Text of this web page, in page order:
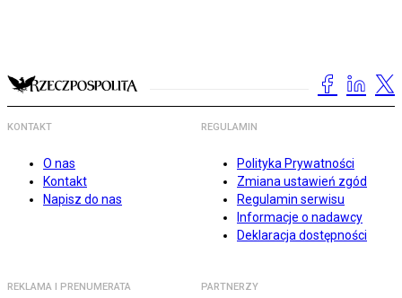
KONTAKT
O nas
Kontakt
Napisz do nas
REGULAMIN
Polityka Prywatności
Zmiana ustawień zgód
Regulamin serwisu
Informacje o nadawcy
Deklaracja dostępności
REKLAMA I PRENUMERATA PARTNERZY